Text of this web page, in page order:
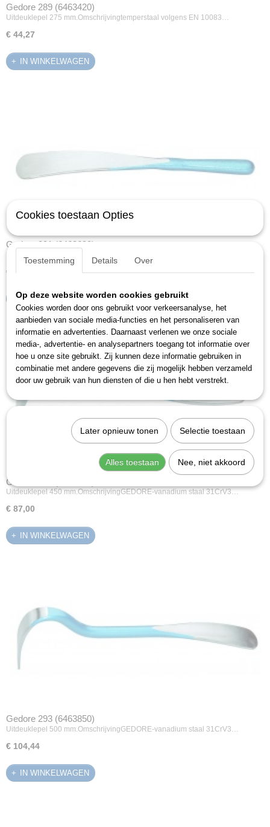
Gedore 289 (6463420)
Uitdeuklepel 275 mm.Omschrijvingtemperstaal volgens EN 10083…
€ 44,27
IN WINKELWAGEN
Gedore 291 (6463690)
€ 68,50
IN WINKELWAGEN
Gedore 292 (6463770)
Uitdeuklepel 450 mm.OmschrijvingGEDORE-vanadium staal 31CrV3…
€ 87,00
IN WINKELWAGEN
Gedore 293 (6463850)
Uitdeuklepel 500 mm.OmschrijvingGEDORE-vanadium staal 31CrV3…
€ 104,44
IN WINKELWAGEN
Cookies toestaan Opties
Toestemming Details Over
Op deze website worden cookies gebruikt
Cookies worden door ons gebruikt voor verkeersanalyse, het
aanbieden van sociale media-functies en het personaliseren van
informatie en advertenties. Daarnaast verlenen we onze sociale
media-, advertentie- en analysepartners toegang tot informatie over
hoe u onze site gebruikt. Zij kunnen deze informatie gebruiken in
combinatie met andere gegevens die zij mogelijk hebben verzameld
door uw gebruik van hun diensten of die u hen hebt verstrekt.
Later opnieuw tonen Selectie toestaan
Alles toestaan Nee, niet akkoord